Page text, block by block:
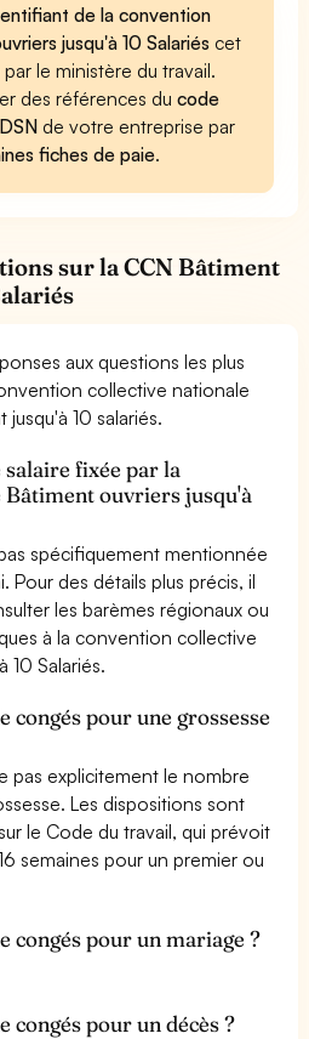
de la convention
jusqu'à 10 Salariés cet
le ministère du travail.
des références ducode
de votre entreprise par
fiches de paie.
sur la CCN Bâtiment
aux questions les plus
collective nationale
10 salariés.
fixée par la
ouvriers jusqu'à
spécifiquement mentionnée
Pour des détails plus précis, il
les barèmes régionaux ou
à la convention collective
10 Salariés.
congés pour une grossesse
pas explicitement le nombre
Les dispositions sont
le Code du travail, qui prévoit
semaines pour un premier ou
congés pour un mariage ?
congés pour un décès ?